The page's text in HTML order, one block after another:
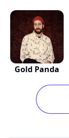
Gold Panda